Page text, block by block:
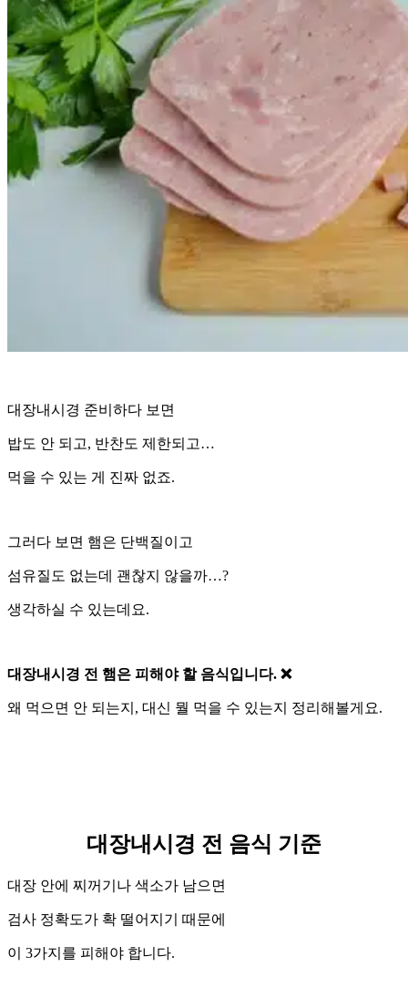
대장내시경 준비하다 보면
밥도 안 되고, 반찬도 제한되고…
먹을 수 있는 게 진짜 없죠.
그러다 보면 햄은 단백질이고
섬유질도 없는데 괜찮지 않을까…?
생각하실 수 있는데요.
대장내시경 전 햄은 피해야 할 음식입니다. ❌
왜 먹으면 안 되는지, 대신 뭘 먹을 수 있는지 정리해볼게요.
대장내시경 전 음식 기준
대장 안에 찌꺼기나 색소가 남으면
검사 정확도가 확 떨어지기 때문에
이 3가지를 피해야 합니다.